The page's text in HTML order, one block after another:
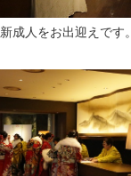
新成人をお出迎えです。